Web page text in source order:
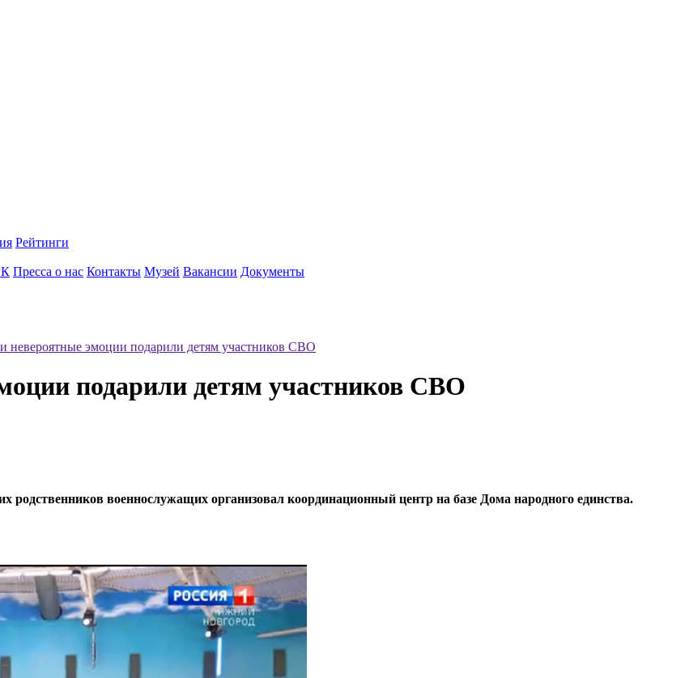
Рейтинги
Пресса о нас Контакты Музей Вакансии Документы
невероятные эмоции подарили детям участников СВО
подарили детям участников СВО
родственников военнослужащих организовал координационный центр на базе Дома народного единства.